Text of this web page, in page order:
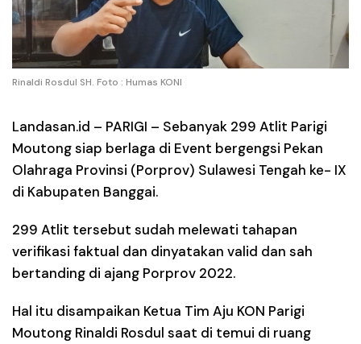
Rinaldi Rosdul SH. Foto : Humas KONI
Landasan.id – PARIGI – Sebanyak 299 Atlit Parigi
Moutong siap berlaga di Event bergengsi Pekan
Olahraga Provinsi (Porprov) Sulawesi Tengah ke- IX
di Kabupaten Banggai.
299 Atlit tersebut sudah melewati tahapan
verifikasi faktual dan dinyatakan valid dan sah
bertanding di ajang Porprov 2022.
Hal itu disampaikan Ketua Tim Aju KON Parigi
Moutong Rinaldi Rosdul saat di temui di ruang